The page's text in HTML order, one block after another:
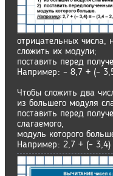
отрицательных числа,
сложить их модули;
поставить перед
Например: – 8,7 + (–
Чтобы сложить два
из большего модуля
поставить перед
слагаемого,
модуль которого
Например: 2,7 + (–